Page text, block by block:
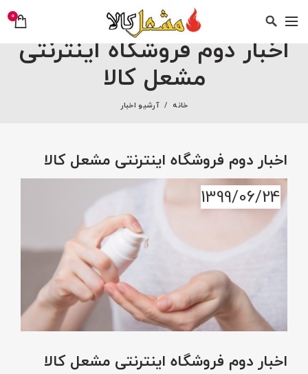
0
اخبار دوم فروشگاه اینترنتی
مشعل کالا
خانه آرشیو اخبار
اخبار دوم فروشگاه اینترنتی مشعل کالا
1399/06/24
اخبار دوم فروشگاه اینترنتی مشعل کالا